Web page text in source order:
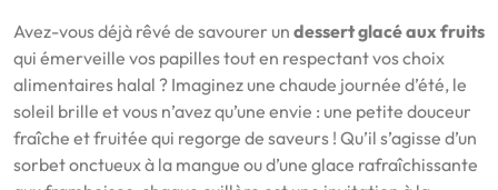
Avez-vous déjà rêvé de savourer un dessert glacé aux fruits
qui émerveille vos papilles tout en respectant vos choix
alimentaires halal ? Imaginez une chaude journée d’été, le
soleil brille et vous n’avez qu’une envie : une petite douceur
fraîche et fruitée qui regorge de saveurs ! Qu’il s’agisse d’un
sorbet onctueux à la mangue ou d’une glace rafraîchissante